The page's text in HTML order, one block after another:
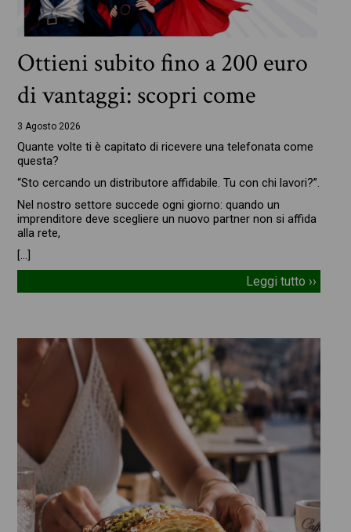
Ottieni subito fino a 200 euro
di vantaggi: scopri come
3 Agosto 2026
Quante volte ti è capitato di ricevere una telefonata come
questa?
“Sto cercando un distributore affidabile. Tu con chi lavori?”.
Nel nostro settore succede ogni giorno: quando un
imprenditore deve scegliere un nuovo partner non si affida
alla rete,
[…]
Leggi tutto ››